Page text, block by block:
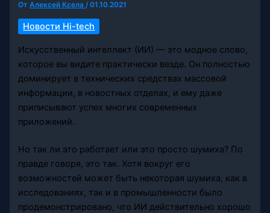
ОтАлексей Ксела/01.10.2021
Новости Hi-tech
Искусственный интеллект (ИИ) — это модное слово,
которое вы видите практически везде. Он полностью
доминирует в технических средствах массовой
информации, в новостных отделах, и ему даже
приписывают успех многих современных
приложений.
Но так ли это работает или это просто шумиха? По
правде говоря, это так. Хотя вокруг его
возможностей может быть некоторая шумиха, как в
исследованиях, так и в промышленности было
продемонстрировано, что ИИ действительно хорошо